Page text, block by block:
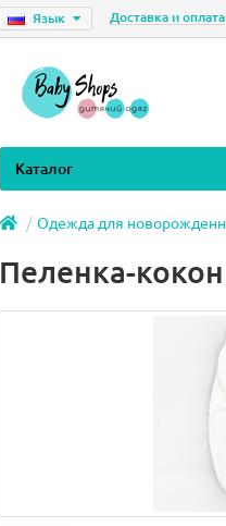
Язык Доставка и оплата
Каталог
Одежда для
Пеленка-